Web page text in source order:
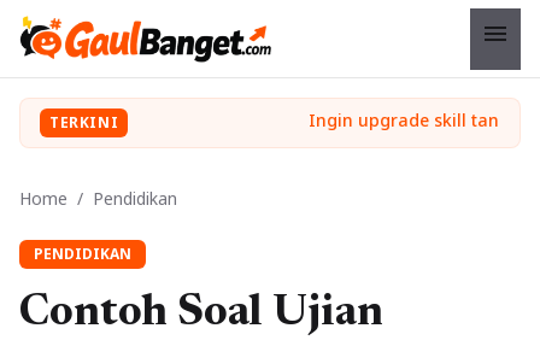
menu
TERKINI
Home / Pendidikan
PENDIDIKAN
Contoh Soal Ujian